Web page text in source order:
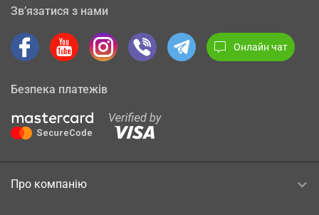
Зв’язатися з нами
Онлайн чат
Безпека платежів
Про компанію